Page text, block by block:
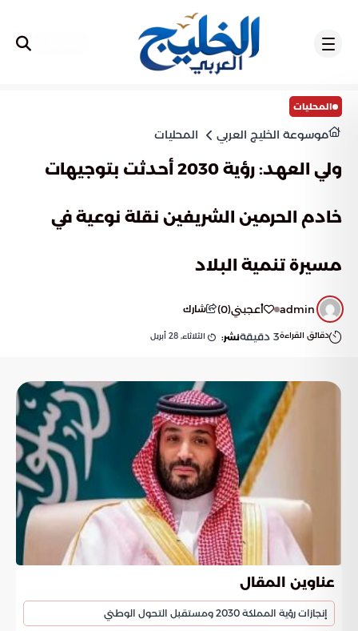
المحليات
موسوعة الخليج العربي المحليات
ولي العهد: رؤية 2030 أحدثت بتوجيهات
خادم الحرمين الشريفين نقلة نوعية في
مسيرة تنمية البلاد
admin أعجبني(
0
) شارك
دقائق القراءة3 دقيقةنشر: الثلاثاء, 28 أبريل
عناوين المقال
إنجازات رؤية المملكة 2030 ومستقبل التحول الوطني